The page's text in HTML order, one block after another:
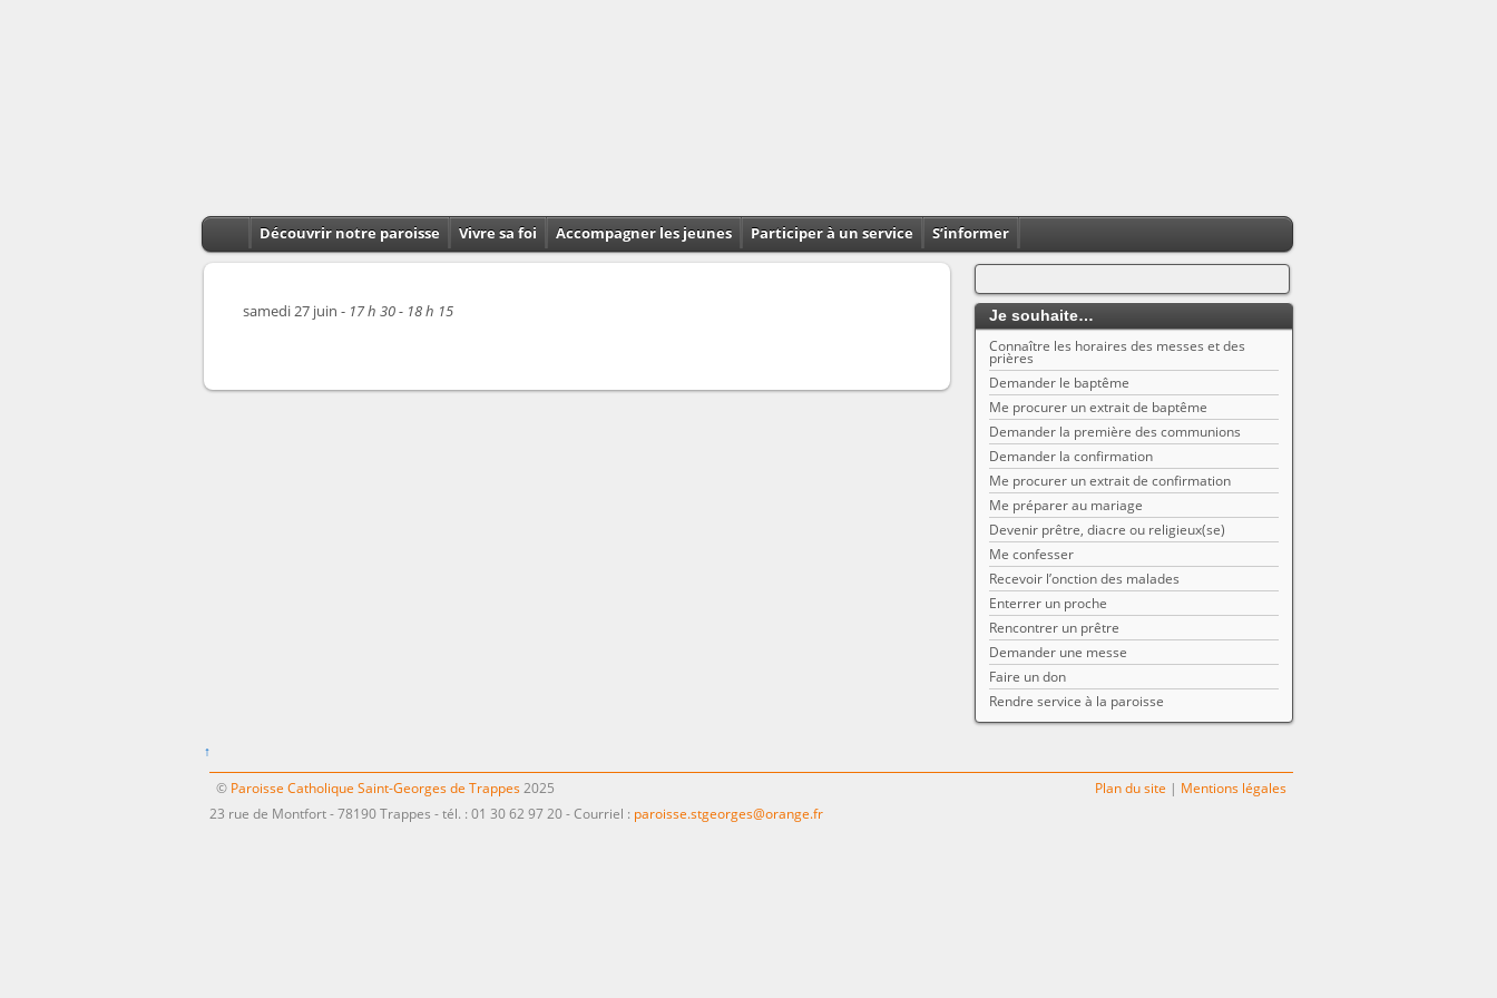
Découvrir notre paroisse Vivre sa foi Accompagner les jeunes Participer à un service S’informer
samedi 27 juin - 17 h 30 - 18 h 15 Je souhaite…
Connaître les horaires des messes et des
prières
Demander le baptême
Me procurer un extrait de baptême
Demander la première des communions
Demander la confirmation
Me procurer un extrait de confirmation
Me préparer au mariage
Devenir prêtre, diacre ou religieux(se)
Me confesser
Recevoir l’onction des malades
Enterrer un proche
Rencontrer un prêtre
Demander une messe
Faire un don
Rendre service à la paroisse
↑
© Paroisse Catholique Saint-Georges de Trappes 2025 Plan du site | Mentions légales
23 rue de Montfort - 78190 Trappes - tél. : 01 30 62 97 20 - Courriel : paroisse.stgeorges@orange.fr